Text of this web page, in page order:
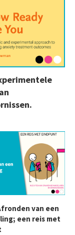
van een
een reis met